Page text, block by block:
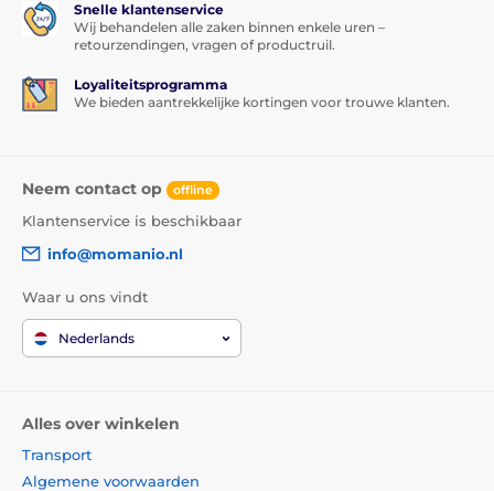
Multifunctioneel
Het hoesje kan
standaard, zodat je comfortabel films en video's kunt
Aan de binnenkant van het hoesje bevindt zich ook
eenklein vakje, bedoeld voor het opbergen van geld,
een creditcard of persoonlijke documenten.
Het hoesje voor Xiaomi Redmi 9T kun je bij ons kopen
Snelle klantenservice
Wij behandelen alle zaken binnen enkele uren –
retourzendingen, vragen of productruil.
Loyaliteitsprogramma
We bieden aantrekkelijke kortingen voor trouwe klanten.
Neem contact op offline
Klantenservice is beschikbaar
info@momanio.nl
Waar u ons vindt
Nederlands
Alles over winkelen
Transport
Algemene voorwaarden